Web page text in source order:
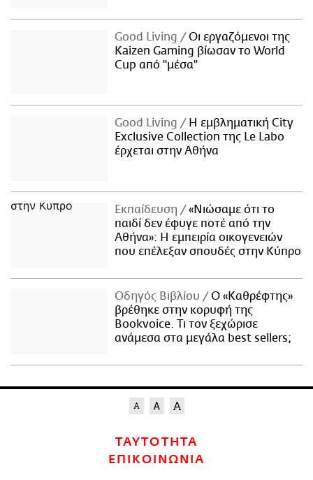
Good Living
Οι εργαζόμενοι της
Kaizen Gaming βίωσαν το World
Cup από "μέσα"
Good Living
Η εμβληματική City
Exclusive Collection της Le Labo
έρχεται στην Αθήνα
Εκπαίδευση
«Νιώσαμε ότι το
παιδί δεν έφυγε ποτέ από την
Αθήνα»: Η εμπειρία οικογενειών
που επέλεξαν σπουδές στην Κύπρο
Οδηγός Βιβλίου
Ο «Καθρέφτης»
βρέθηκε στην κορυφή της
Bookvoice. Τι τον ξεχώρισε
ανάμεσα στα μεγάλα best sellers;
ΤΑΥΤΟΤΗΤΑ
ΕΠΙΚΟΙΝΩΝΙΑ